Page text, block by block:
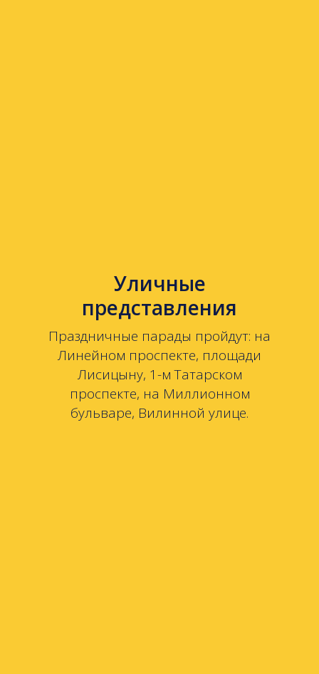
Уличные
представления
Праздничные парады пройдут: на
Линейном проспекте, площади
Лисицыну, 1-м Татарском
проспекте, на Миллионном
бульваре, Вилинной улице.